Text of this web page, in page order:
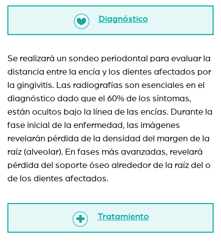
Diagnóstico
Se realizará un sondeo periodontal para evaluar la
distancia entre la encía y los dientes afectados por
la gingivitis. Las radiografías son esenciales en el
diagnóstico dado que el 60% de los síntomas,
están ocultos bajo la línea de las encías. Durante la
fase inicial de la enfermedad, las imágenes
revelarán pérdida de la densidad del margen de la
raíz (alveolar). En fases más avanzadas, revelará
pérdida del soporte óseo alrededor de la raíz del o
de los dientes afectados.
Tratamiento